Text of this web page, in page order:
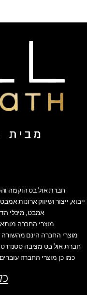
חברת אול בט הוקמה
ייבוא, ייצור ושיווק ארונות אמבט, מקלחונים,
אמבט, מיכלי
מוצרי החברה
מוצרי החברה הינם
חברת אול בט מציבה
כמו כן מוצרי החברה